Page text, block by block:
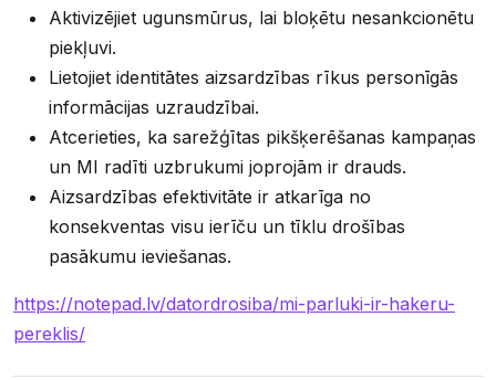
Aktivizējiet ugunsmūrus, lai bloķētu nesankcionētu
piekļuvi.
Lietojiet identitātes aizsardzības rīkus personīgās
informācijas uzraudzībai.
Atcerieties, ka sarežģītas pikšķerēšanas kampaņas
un MI radīti uzbrukumi joprojām ir drauds.
Aizsardzības efektivitāte ir atkarīga no
konsekventas visu ierīču un tīklu drošības
pasākumu ieviešanas.
https://notepad.lv/datordrosiba/mi-parluki-ir-hakeru-
pereklis/